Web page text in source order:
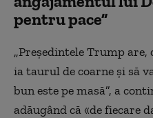
pentru pace”
„Preşedintele Trump are,
ia taurul de coarne şi să
bun este pe masă”, a
adăugând că «de fiecare